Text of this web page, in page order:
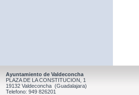
Ayuntamiento de Valdeconcha
PLAZA DE LA CONSTITUCION, 1
19132 Valdeconcha (Guadalajara)
Telefono: 949 826201